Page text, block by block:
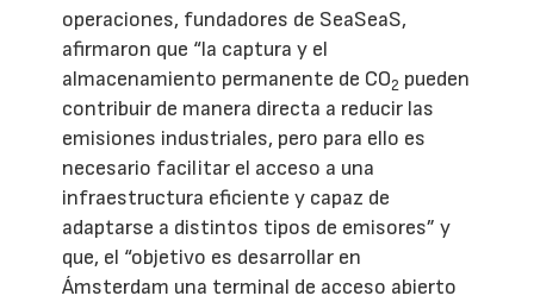
operaciones, fundadores de SeaSeaS,
afirmaron que “la captura y el
almacenamiento permanente de CO2 pueden
contribuir de manera directa a reducir las
emisiones industriales, pero para ello es
necesario facilitar el acceso a una
infraestructura eficiente y capaz de
adaptarse a distintos tipos de emisores” y
que, el “objetivo es desarrollar en
Ámsterdam una terminal de acceso abierto